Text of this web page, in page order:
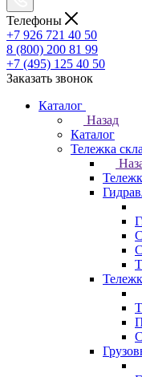
Телефоны
+7 926 721 40 50
8 (800) 200 81 99
+7 (495) 125 40 50
Заказать звонок
Каталог
Назад
Каталог
Тележка